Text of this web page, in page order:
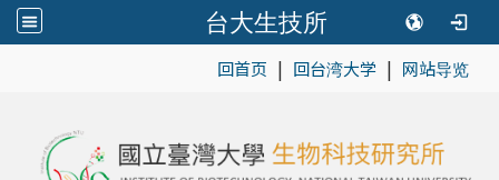
台大生技所
回首页 | 回台湾大学 | 网站导览